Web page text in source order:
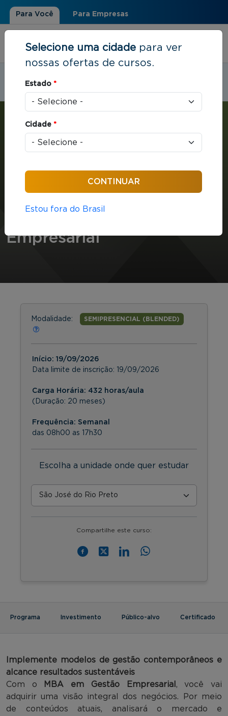
Para Você Para Empresas
Estudar em:São José do Rio Preto, SP
Você está aqui
Empresarial
Modalidade: SEMIPRESENCIAL (BLENDED)
Início: 19/09/2026
Data limite de inscrição: 19/09/2026
Carga Horária: 432 horas/aula
(Duração: 20 meses)
Frequência: Semanal
das 08h00 as 17h30
Escolha a unidade onde quer estudar
Compartilhe este curso:
Programa Investimento Público-alvo Certificado
Implemente modelos de gestão contemporâneos e
alcance resultados sustentáveis
Com o
MBA em Gestão Empresarial , você vai
adquirir uma visão integral dos negócios. Por meio
de conteúdos atuais, analisará o mercado e
Selecione uma cidade para ver
nossas ofertas de cursos.
Estado *
Cidade *
Estou fora do Brasil